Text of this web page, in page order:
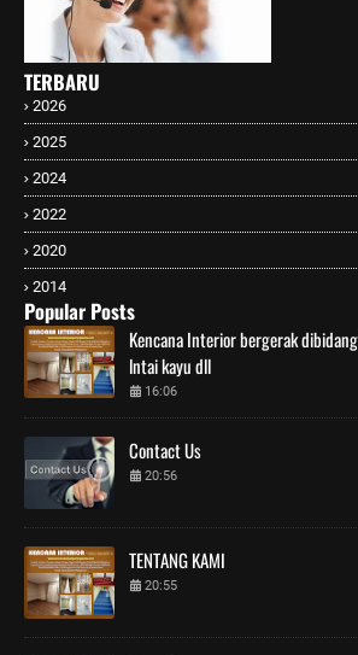
TERBARU
2026
2025
2024
2022
2020
2014
Popular Posts
Kencana Interior bergerak
lntai kayu dll
16:06
Contact Us
20:56
TENTANG KAMI
20:55